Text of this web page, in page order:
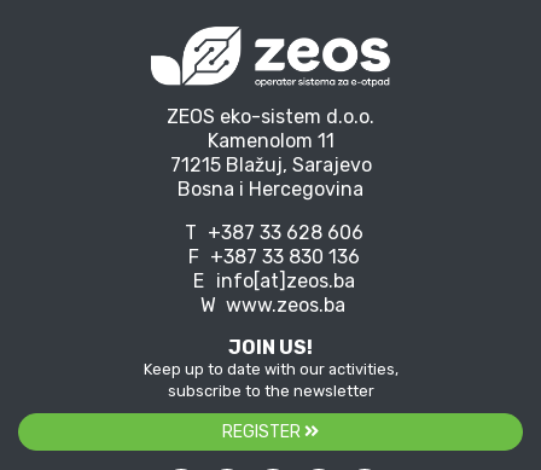
ZEOS eko-sistem d.o.o.
Kamenolom 11
71215 Blažuj, Sarajevo
Bosna i Hercegovina
T +387 33 628 606
F +387 33 830 136
E info[at]zeos.ba
W www.zeos.ba
JOIN US!
Keep up to date with our activities,
subscribe to the newsletter
REGISTER